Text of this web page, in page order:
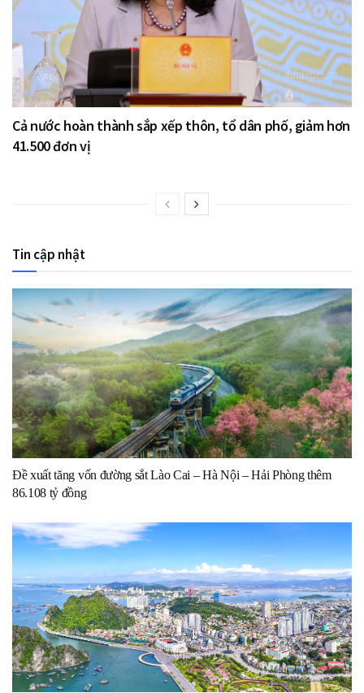
Cả nước hoàn thành sắp xếp thôn, tổ dân phố, giảm hơn
41.500 đơn vị
Tin cập nhật
Đề xuất tăng vốn đường sắt Lào Cai – Hà Nội – Hải Phòng thêm
86.108 tỷ đồng